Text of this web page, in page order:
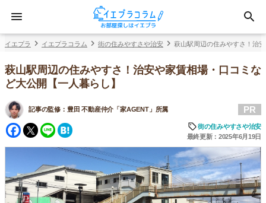
イエプラ イエプラコラム 街の住みやすさや治安 萩山駅周辺の住みやすさ！治
萩山駅周辺の住みやすさ！治安や家賃相場・口コミな
ど大公開【一人暮らし】
記事の監修： 豊田 不動産仲介「家AGENT」所属
Facebook
Twitter
Line
PR
街の住みやすさや治安
最終更新：2025年6月19日